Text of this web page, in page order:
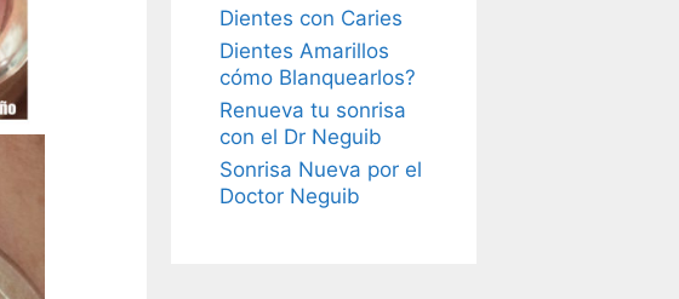
Dientes con Caries
Dientes Amarillos
cómo Blanquearlos?
Renueva tu sonrisa
con el Dr Neguib
Sonrisa Nueva por el
Doctor Neguib